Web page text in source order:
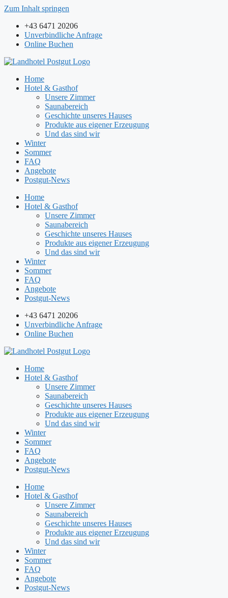
Zum Inhalt springen
+43 6471 20206
Unverbindliche Anfrage
Online Buchen
Home
Hotel & Gasthof
Unsere Zimmer
Saunabereich
Geschichte unseres Hauses
Produkte aus eigener Erzeugung
Und das sind wir
Winter
Sommer
FAQ
Angebote
Postgut-News
Home
Hotel & Gasthof
Unsere Zimmer
Saunabereich
Geschichte unseres Hauses
Produkte aus eigener Erzeugung
Und das sind wir
Winter
Sommer
FAQ
Angebote
Postgut-News
+43 6471 20206
Unverbindliche Anfrage
Online Buchen
Home
Hotel & Gasthof
Unsere Zimmer
Saunabereich
Geschichte unseres Hauses
Produkte aus eigener Erzeugung
Und das sind wir
Winter
Sommer
FAQ
Angebote
Postgut-News
Home
Hotel & Gasthof
Unsere Zimmer
Saunabereich
Geschichte unseres Hauses
Produkte aus eigener Erzeugung
Und das sind wir
Winter
Sommer
FAQ
Angebote
Postgut-News